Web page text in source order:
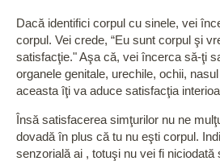
Dacă identifici corpul cu sinele, vei
corpul. Vei crede, “Eu sunt corpul şi
satisfacţie." Aşa că, vei încerca să-ţi
organele genitale, urechile, ochii,
aceasta îţi va aduce satisfacţia
Însă satisfacerea simţurilor nu ne
dovadă în plus că tu nu eşti corpul.
senzorială ai , totuşi nu vei fi niciodată